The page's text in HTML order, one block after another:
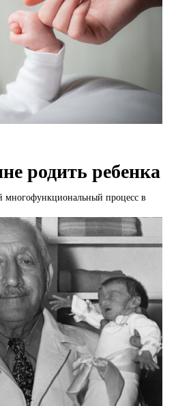
родить ребенка
многофункциональный процесс в